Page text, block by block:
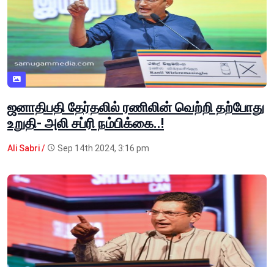
ஜனாதிபதி தேர்தலில் ரணிலின் வெற்றி தற்போது
உறுதி- அலி சப்ரி நம்பிக்கை..!
Ali Sabri / Sep 14th 2024, 3:16 pm